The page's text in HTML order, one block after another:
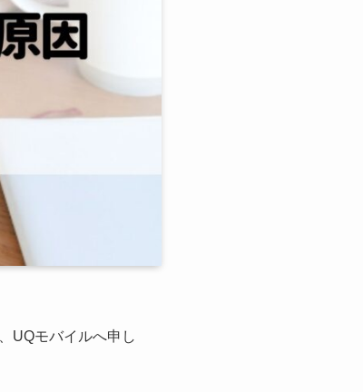
UQモバイルへ申し